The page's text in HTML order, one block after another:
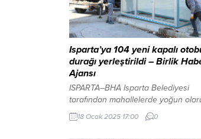
Isparta’ya 104 yeni kapalı
durağı yerleştirildi – Birlik
Ajansı
ISPARTA–BHA Isparta Belediyesi
tarafından mahallelerde yoğun
kullanılan otobüs durakları kapalı
duraklarla değiştiriliyor. Fen İşleri
18 Ocak 2025 17:00 0